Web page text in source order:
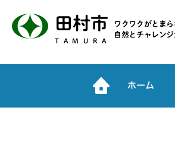
田村市
TAMURA
ワクワクがとま
自然とチャレン
ホーム